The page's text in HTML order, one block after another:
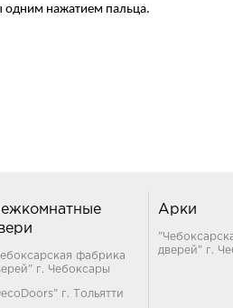
одним нажатием пальца.
фабрика
г. Чебоксары
г. Тольятти
Арки
дверей" г.